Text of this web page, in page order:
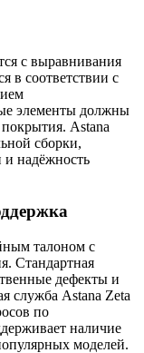
с выравнивания
в соответствии с
элементы должны
покрытия. Astana
сборки,
и надёжность
талоном с
Стандартная
дефекты и
служба Astana Zeta
по
наличие
моделей.